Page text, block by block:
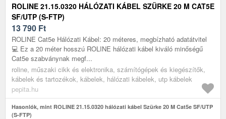
ROLINE 21.15.0320 HÁLÓZATI KÁBEL SZÜRKE 20 M CAT5E
SF/UTP (S-FTP)
13 790 Ft
ROLINE Cat5e Hálózati Kábel: 20 méteres, megbízható adatátvitel
💻 Ez a 20 méter hosszú ROLINE hálózati kábel kiváló minőségű
Cat5e szabványnak megf...
roline, műszaki cikk és elektronika, számítógépek és kiegészítők,
kábelek és tartozékok, kábelek, hálózati kábelek, utp kábelek
pepita.hu
Hasonlók, mint ROLINE 21.15.0320 hálózati kábel Szürke 20 M Cat5e SF/UTP
(S-FTP)